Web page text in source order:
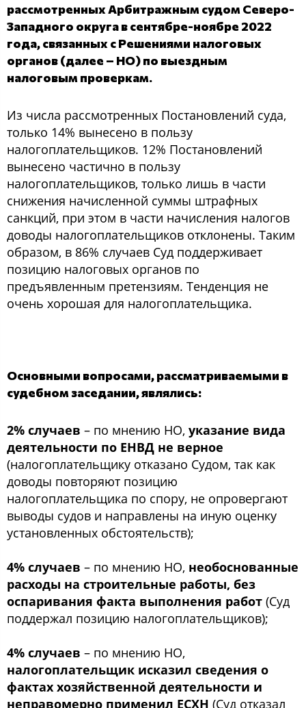
рассмотренных Арбитражным судом Северо-
Западного округа в сентябре-ноябре 2022
года, связанных с Решениями налоговых
органов (далее – НО) по выездным
налоговым проверкам.
Из числа рассмотренных Постановлений суда,
только 14% вынесено в пользу
налогоплательщиков. 12% Постановлений
вынесено частично в пользу
налогоплательщиков, только лишь в части
снижения начисленной суммы штрафных
санкций, при этом в части начисления налогов
доводы налогоплательщиков отклонены. Таким
образом, в 86% случаев Суд поддерживает
позицию налоговых органов по
предъявленным претензиям. Тенденция не
очень хорошая для налогоплательщика.
Основными вопросами, рассматриваемыми в
судебном заседании, являлись:
2% случаев – по мнению НО, указание вида
деятельности по ЕНВД не верное
(налогоплательщику отказано Судом, так как
доводы повторяют позицию
налогоплательщика по спору, не опровергают
выводы судов и направлены на иную оценку
установленных обстоятельств);
4% случаев – по мнению НО, необоснованные
расходы на строительные работы, без
оспаривания факта выполнения работ (Суд
поддержал позицию налогоплательщиков);
4% случаев – по мнению НО,
налогоплательщик исказил сведения о
фактах хозяйственной деятельности и
неправомерно применил ЕСХН (Суд отказал